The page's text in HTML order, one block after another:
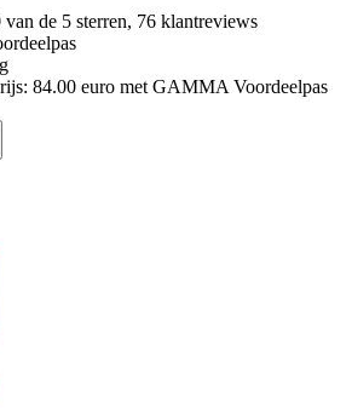
de 5 sterren, 76 klantreviews
84.00 euro met GAMMA Voordeelpas